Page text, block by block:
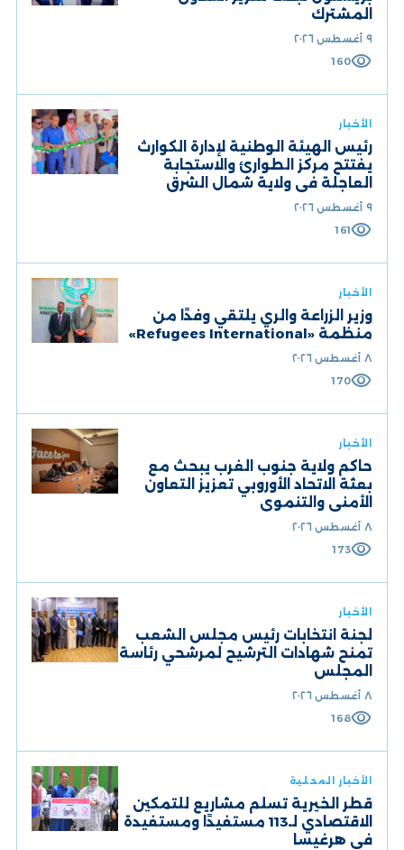
المشترك
٩ أغسطس ٢٠٢٦
visibility
160
الأخبار
رئيس الهيئة الوطنية لإدارة الكوارث
يفتتح مركز الطوارئ والاستجابة
العاجلة في ولاية شمال الشرق
٩ أغسطس ٢٠٢٦
visibility
161
الأخبار
وزير الزراعة والري يلتقي وفدًا من
منظمة «Refugees International»
٨ أغسطس ٢٠٢٦
visibility
170
الأخبار
حاكم ولاية جنوب الغرب يبحث مع
بعثة الاتحاد الأوروبي تعزيز التعاون
الأمني والتنموي
٨ أغسطس ٢٠٢٦
visibility
173
الأخبار
لجنة انتخابات رئيس مجلس الشعب
تمنح شهادات الترشيح لمرشحي رئاسة
المجلس
٨ أغسطس ٢٠٢٦
visibility
168
الأخبار المحلية
قطر الخيرية تسلّم مشاريع للتمكين
الاقتصادي لـ113 مستفيدًا ومستفيدة
في هرغيسا